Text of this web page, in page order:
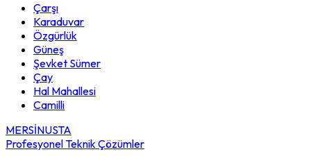
Çarşı
Karaduvar
Özgürlük
Güneş
Şevket Sümer
Çay
Hal Mahallesi
Camilli
MERSİNUSTA
Profesyonel Teknik Çözümler